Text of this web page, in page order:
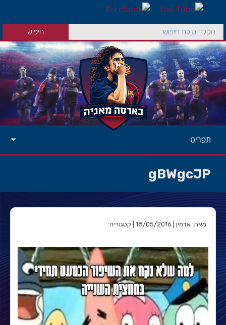
תפריט
gBWgcJP
מאת: אדמין | 18/05/2016 | קטגוריה: